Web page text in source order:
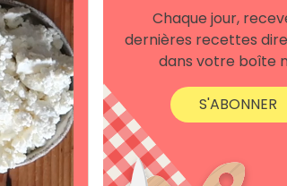
Chaque jour,
dernières recettes
dans votre boîte
S'ABONNER